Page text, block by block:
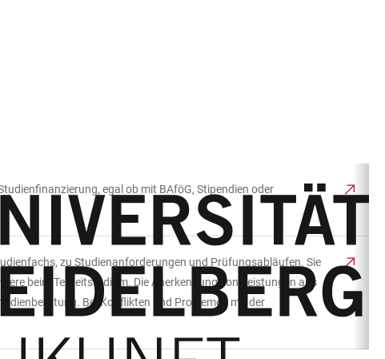
egal ob mit BAföG, Stipendien oder
zu Studienanforderungen und Prüfungsabläufen. Sie
beim Teilzeitstudium. Die Anerkennung von Leistungen aus
Bei Konflikten und Problemen mit der